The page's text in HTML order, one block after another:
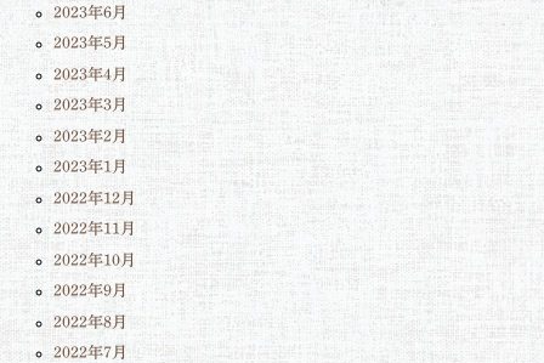
2023年6月
2023年5月
2023年4月
2023年3月
2023年2月
2023年1月
2022年12月
2022年11月
2022年10月
2022年9月
2022年8月
2022年7月